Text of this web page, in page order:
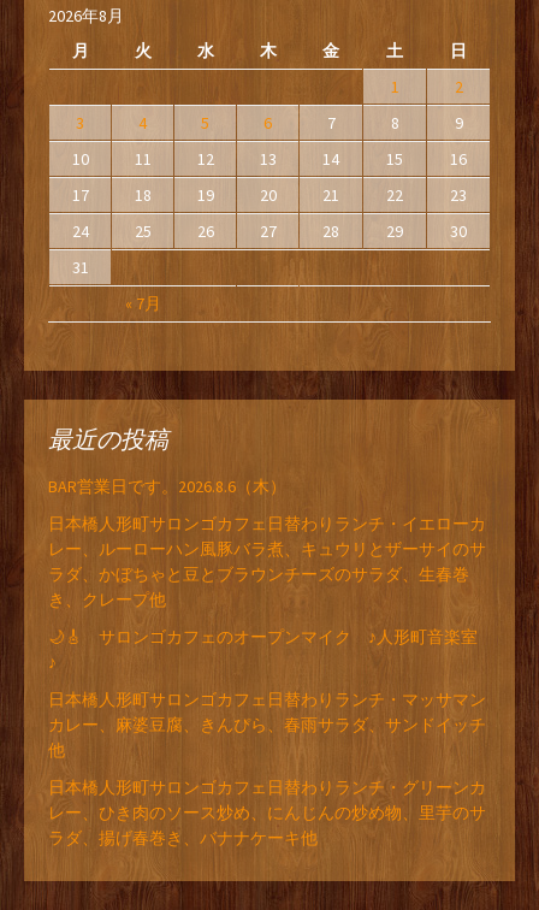
2026年8月
月
火 水 木 金 土 日
« 7月
1
2
3
4 5 6 7 8
9
10
11 12 13 14 15
16
17
18 19 20 21 22
23
24
25 26 27 28 29
30
31
最近の投稿
BAR営業日です。2026.8.6（木）
日本橋人形町サロンゴカフェ日替わりランチ・イエローカ
レー、ルーローハン風豚バラ煮、キュウリとザーサイのサ
ラダ、かぼちゃと豆とブラウンチーズのサラダ、生春巻
き、クレープ他
🌙🎸 サロンゴカフェのオープンマイク ♪人形町音楽室
♪
日本橋人形町サロンゴカフェ日替わりランチ・マッサマン
カレー、麻婆豆腐、きんぴら、春雨サラダ、サンドイッチ
他
日本橋人形町サロンゴカフェ日替わりランチ・グリーンカ
レー、ひき肉のソース炒め、にんじんの炒め物、里芋のサ
ラダ、揚げ春巻き、バナナケーキ他